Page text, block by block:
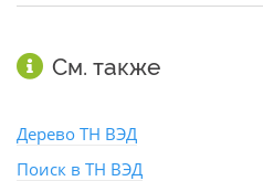
См. также
Дерево ТН ВЭД
Поиск в ТН ВЭД